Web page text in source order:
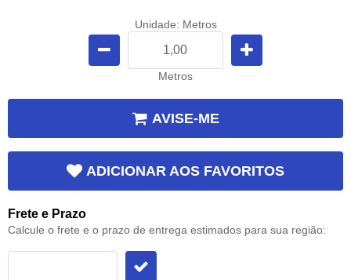
Unidade: Metros
Metros
AVISE-ME
ADICIONAR AOS FAVORITOS
Frete e Prazo
Calcule o frete e o prazo de entrega estimados para sua região: